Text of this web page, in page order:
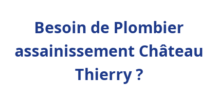
Besoin de Plombier
assainissement Château
Thierry ?